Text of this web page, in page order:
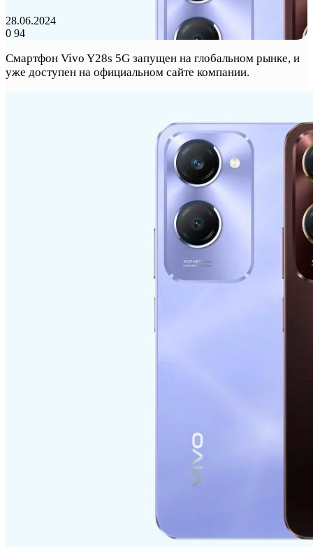
28.06.2024
0 94
Смартфон Vivo Y28s 5G запущен на глобальном рынке, и
уже доступен на официальном сайте компании.